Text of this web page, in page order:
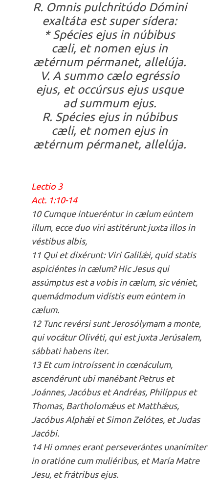
R. Omnis pulchritúdo Dómini
exaltáta est super sídera:
* Spécies ejus in núbibus
cæli, et nomen ejus in
ætérnum pérmanet, allelúja.
V. A summo cælo egréssio
ejus, et occúrsus ejus usque
ad summum ejus.
R. Spécies ejus in núbibus
cæli, et nomen ejus in
ætérnum pérmanet, allelúja.
Lectio 3
Act. 1:10-14
10 Cumque intueréntur in cælum eúntem
illum, ecce duo viri astitérunt juxta illos in
véstibus albis,
11 Qui et dixérunt: Viri Galilǽi, quid statis
aspiciéntes in cælum? Hic Jesus qui
assúmptus est a vobis in cælum, sic véniet,
quemádmodum vidístis eum eúntem in
cælum.
12 Tunc revérsi sunt Jerosólymam a monte,
qui vocátur Olivéti, qui est juxta Jerúsalem,
sábbati habens iter.
13 Et cum introíssent in cœnáculum,
ascendérunt ubi manébant Petrus et
Joánnes, Jacóbus et Andréas, Philíppus et
Thomas, Bartholomǽus et Matthǽus,
Jacóbus Alphǽi et Simon Zelótes, et Judas
Jacóbi.
14 Hi omnes erant perseverántes unanímiter
in oratióne cum muliéribus, et María Matre
Jesu, et frátribus ejus.